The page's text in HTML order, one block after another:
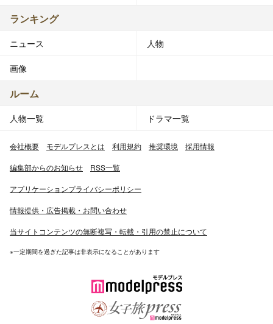
ランキング
ニュース 人物
画像
ルーム
人物一覧 ドラマ一覧
会社概要 モデルプレスとは 利用規約 推奨環境 採用情報
編集部からのお知らせ RSS一覧
アプリケーションプライバシーポリシー
情報提供・広告掲載・お問い合わせ
当サイトコンテンツの無断複写・転載・引用の禁止について
※一定期間を過ぎた記事は非表示になることがあります